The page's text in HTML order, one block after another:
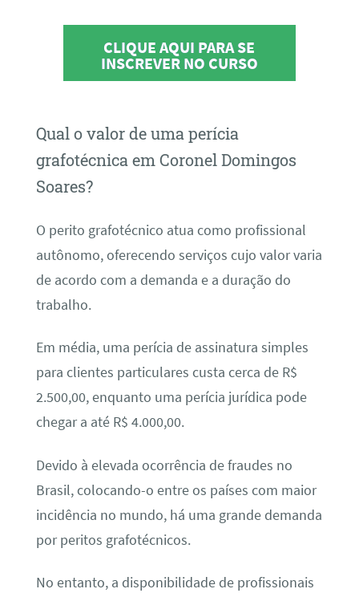
CLIQUE AQUI PARA SE
INSCREVER NO CURSO
Qual o valor de uma perícia
grafotécnica em Coronel Domingos
Soares?
O perito grafotécnico atua como profissional
autônomo, oferecendo serviços cujo valor varia
de acordo com a demanda e a duração do
trabalho.
Em média, uma perícia de assinatura simples
para clientes particulares custa cerca de R$
2.500,00, enquanto uma perícia jurídica pode
chegar a até R$ 4.000,00.
Devido à elevada ocorrência de fraudes no
Brasil, colocando-o entre os países com maior
incidência no mundo, há uma grande demanda
por peritos grafotécnicos.
No entanto, a disponibilidade de profissionais